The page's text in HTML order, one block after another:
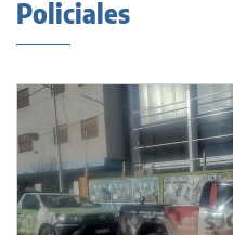
Policiales